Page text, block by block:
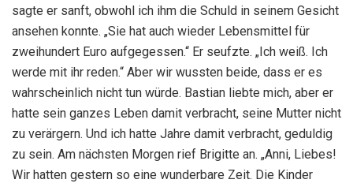
sagte er sanft, obwohl ich ihm die Schuld in seinem Gesicht
ansehen konnte. „Sie hat auch wieder Lebensmittel für
zweihundert Euro aufgegessen.“ Er seufzte. „Ich weiß. Ich
werde mit ihr reden.“ Aber wir wussten beide, dass er es
wahrscheinlich nicht tun würde. Bastian liebte mich, aber er
hatte sein ganzes Leben damit verbracht, seine Mutter nicht
zu verärgern. Und ich hatte Jahre damit verbracht, geduldig
zu sein. Am nächsten Morgen rief Brigitte an. „Anni, Liebes!
Wir hatten gestern so eine wunderbare Zeit. Die Kinder